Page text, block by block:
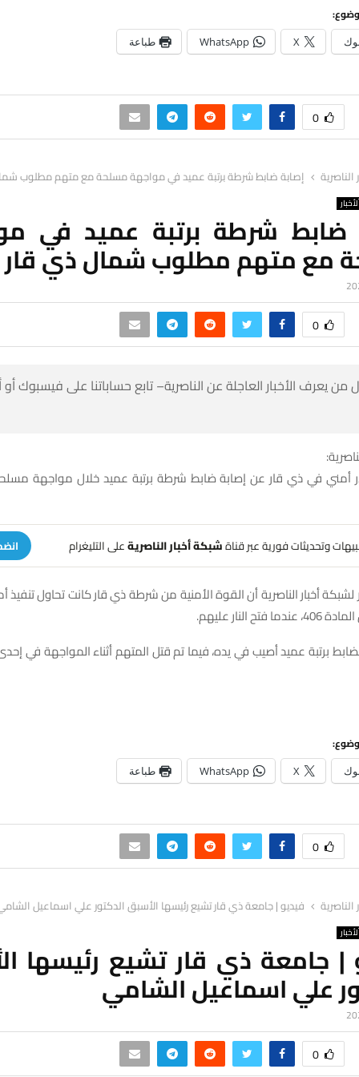
X
WhatsApp طباعة
0
الناصرية إصابة ضابط شرطة برتبة عميد في مواجهة مسلحة مع متهم مطلوب
ضابط شرطة برتبة عميد في
مع متهم مطلوب شمال ذي قار
0
يعرف الأخبار العاجلة عن الناصرية– تابع حساباتنا على فيسبوك
في ذي قار عن إصابة ضابط شرطة برتبة عميد خلال مواجهة
وتحديثات فورية عبر قناةشبكة أخبار الناصريةعلى التليغرام
أخبار الناصرية أن القوة الأمنية من شرطة ذي قار كانت تحاول
النار عليهم.
برتبة عميد أصيب في يده، فيما تم قتل المتهم أثناء المواجهة في
X
WhatsApp طباعة
0
الناصرية فيديو | جامعة ذي قار تشيع رئيسها الأسبق الدكتور علي اسماعيل
| جامعة ذي قار تشيع رئيسها
علي اسماعيل الشامي
0